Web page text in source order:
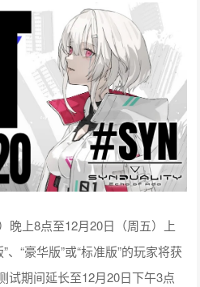
晚上8点至12月20日（周五）上
“豪华版”或“标准版”的玩家将获
试期间延长至12月20日下午3点